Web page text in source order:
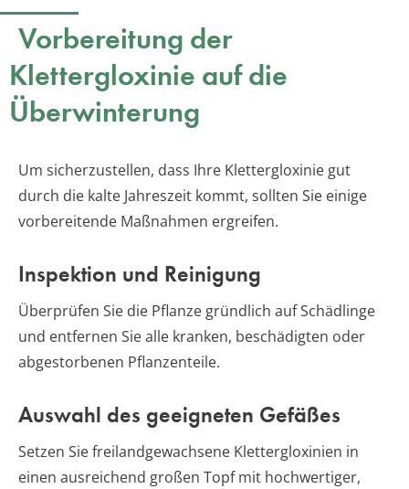
Vorbereitung der
Klettergloxinie auf die
Überwinterung
Um sicherzustellen, dass Ihre Klettergloxinie gut
durch die kalte Jahreszeit kommt, sollten Sie einige
vorbereitende Maßnahmen ergreifen.
Inspektion und Reinigung
Überprüfen Sie die Pflanze gründlich auf Schädlinge
und entfernen Sie alle kranken, beschädigten oder
abgestorbenen Pflanzenteile.
Auswahl des geeigneten Gefäßes
Setzen Sie freilandgewachsene Klettergloxinien in
einen ausreichend großen Topf mit hochwertiger,